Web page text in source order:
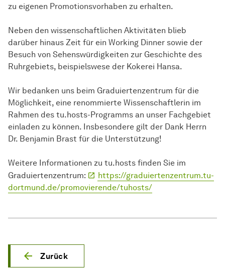
zu eigenen Promotionsvorhaben zu erhalten.
Neben den wissenschaftlichen Aktivitäten blieb
darüber hinaus Zeit für ein Working Dinner sowie der
Besuch von Sehenswürdigkeiten zur Geschichte des
Ruhrgebiets, beispielswese der Kokerei Hansa.
Wir bedanken uns beim Graduiertenzentrum für die
Möglichkeit, eine renommierte Wissenschaftlerin im
Rahmen des tu.hosts-Programms an unser Fachgebiet
einladen zu können. Insbesondere gilt der Dank Herrn
Dr. Benjamin Brast für die Unterstützung!
Weitere Informationen zu tu.hosts finden Sie im
Graduiertenzentrum:
https://graduiertenzentrum.tu-
dortmund.de/promovierende/tuhosts/
Zurück